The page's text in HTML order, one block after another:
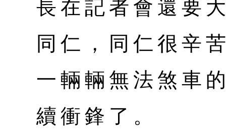
長在記者會還要
同仁，同仁很辛
一輛輛無法煞車
續衝鋒了。